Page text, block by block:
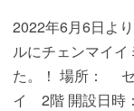
2022年6月6日よ
ルにチェンマイ
た。！ 場所： セ
イ 2階 開設日時